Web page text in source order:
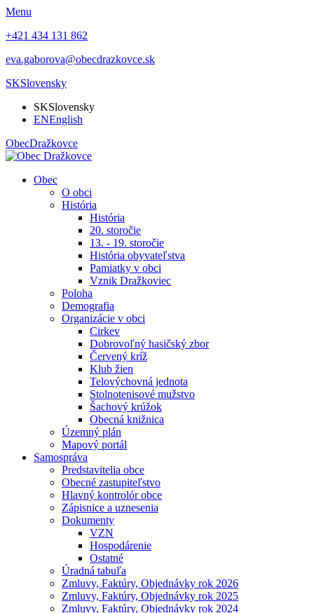
Menu
+421 434 131 862
eva.gaborova@obecdrazkovce.sk
SKSlovensky
SKSlovensky
ENEnglish
ObecDražkovce
Obec
O obci
História
História
20. storočie
13. - 19. storočie
História obyvateľstva
Pamiatky v obci
Vznik Dražkoviec
Poloha
Demografia
Organizácie v obci
Cirkev
Dobrovoľný hasičský zbor
Červený kríž
Klub žien
Telovýchovná jednota
Stolnotenisové mužstvo
Šachový krúžok
Obecná knižnica
Územný plán
Mapový portál
Samospráva
Predstavitelia obce
Obecné zastupiteľstvo
Hlavný kontrolór obce
Zápisnice a uznesenia
Dokumenty
VZN
Hospodárenie
Ostatné
Úradná tabuľa
Zmluvy, Faktúry, Objednávky rok 2026
Zmluvy, Faktúry, Objednávky rok 2025
Zmluvy, Faktúry, Objednávky rok 2024